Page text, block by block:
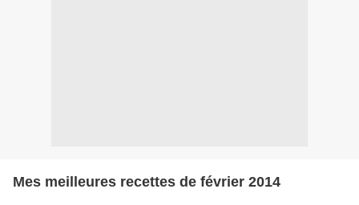
Mes meilleures recettes de février 2014